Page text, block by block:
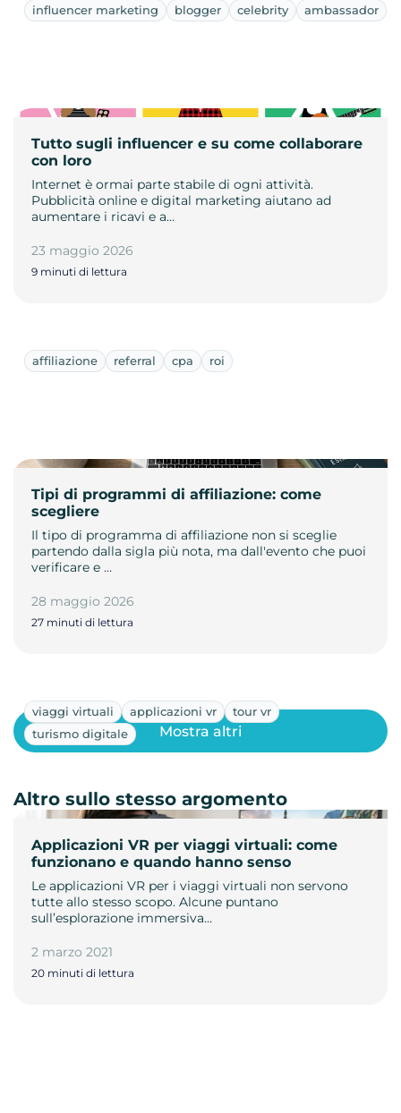
influencer marketing blogger celebrity ambassador
Tutto sugli influencer e su come collaborare
con loro
Internet è ormai parte stabile di ogni attività.
Pubblicità online e digital marketing aiutano ad
aumentare i ricavi e a…
23 maggio 2026
9 minuti di lettura
affiliazione referral cpa roi
Tipi di programmi di affiliazione: come
scegliere
Il tipo di programma di affiliazione non si sceglie
partendo dalla sigla più nota, ma dall'evento che puoi
verificare e …
28 maggio 2026
27 minuti di lettura
viaggi virtuali applicazioni vr
tour vr
turismo digitale
Applicazioni VR per viaggi virtuali: come
funzionano e quando hanno senso
Le applicazioni VR per i viaggi virtuali non servono
tutte allo stesso scopo. Alcune puntano
sull’esplorazione immersiva…
2 marzo 2021
20 minuti di lettura
Mostra altri
Altro sullo stesso argomento